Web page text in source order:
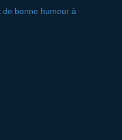
de bonne humeur à